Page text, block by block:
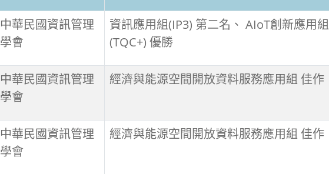
中華民國資訊管理
學會
資訊應用組(IP3) 第二名、 AIoT創新應用組
(TQC+) 優勝
中華民國資訊管理
學會
經濟與能源空間開放資料服務應用組 佳作
中華民國資訊管理
學會
經濟與能源空間開放資料服務應用組 佳作